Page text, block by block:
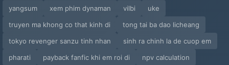
yangsum xem phim dynaman vilbi
uke
truyen ma khong co that kinh di
tong tai ba dao licheang
tokyo revenger sanzu tinh nhan
sinh ra chinh la de cuop em
pharati
payback fanfic khi em roi di
npv calculation